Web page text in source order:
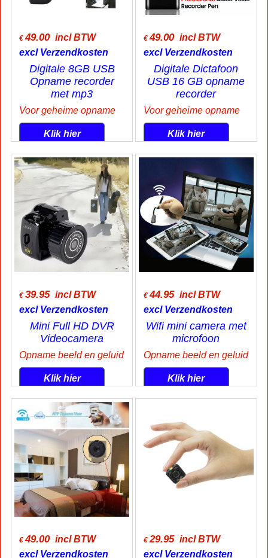
49.00 incl BTW
excl Verzendkosten
Digitale 8GB USB
Opname recorder
met mp3
Voor geheime opname
Klik hier
49.00 incl BTW
excl Verzendkosten
Digitale Dictafoon
USB 16 GB opname
recorder
Voor geheime opname
39.95 incl BTW
excl Verzendkosten
Mini Full HD DVR
Videocamera
Opname beeld en geluid
Klik hier
44.95 incl BTW
excl Verzendkosten
Wifi mini camera met
microfoon
Opname beeld en geluid
Klik hier